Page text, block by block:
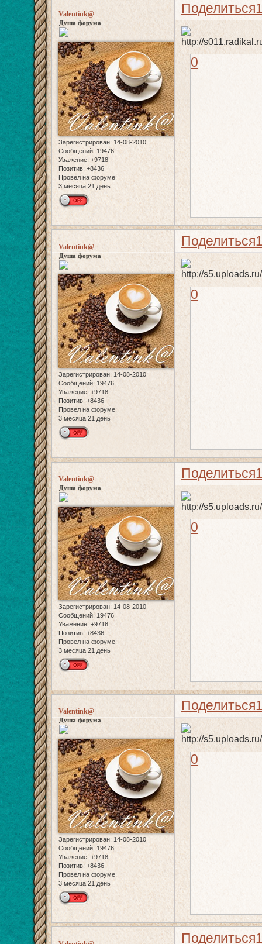
Поделиться
Valentink@
Душа форума
Зарегистрирован: 14-08-2010
Сообщений: 19476
Уважение: +9718
Позитив: +8436
Провел на форуме:
3 месяца 21 день
0
Поделиться
Valentink@
Душа форума
Зарегистрирован: 14-08-2010
Сообщений: 19476
Уважение: +9718
Позитив: +8436
Провел на форуме:
3 месяца 21 день
0
Поделиться
Valentink@
Душа форума
Зарегистрирован: 14-08-2010
Сообщений: 19476
Уважение: +9718
Позитив: +8436
Провел на форуме:
3 месяца 21 день
0
Поделиться
Valentink@
Душа форума
Зарегистрирован: 14-08-2010
Сообщений: 19476
Уважение: +9718
Позитив: +8436
Провел на форуме:
3 месяца 21 день
0
Поделиться